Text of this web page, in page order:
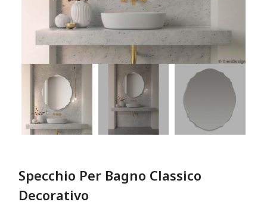
Specchio Per Bagno Classico
Decorativo